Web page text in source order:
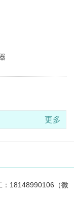
更多
18148990106（微